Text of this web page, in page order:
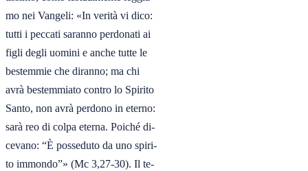
mo nei Vangeli: «In verità vi dico:
tutti i peccati saranno perdonati ai
figli degli uomini e anche tutte le
bestemmie che diranno; ma chi
avrà bestemmiato contro lo Spirito
Santo, non avrà perdono in eterno:
sarà reo di colpa eterna. Poiché di-
cevano: “È posseduto da uno spiri-
to immondo”» (Mc 3,27-30). Il te-